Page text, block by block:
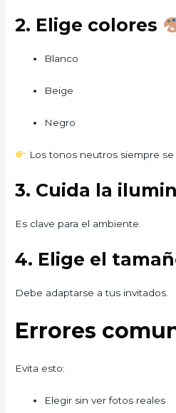
2. Elige colores
Blanco
Beige
Negro
Los tonos neutros siempre se
3. Cuida la
Es clave para el ambiente.
4. Elige el
Debe adaptarse a tus invitados.
Errores
Evita esto:
Elegir sin ver fotos reales